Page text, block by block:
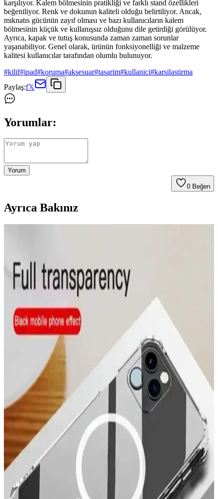
karşılıyor. Kalem bölmesinin pratikliği ve farklı stand özellikleri
beğeniliyor. Renk ve dokunun kaliteli olduğu belirtiliyor. Ancak,
mıknatıs gücünün zayıf olması ve bazı kullanıcıların kalem
bölmesinin küçük ve kullanışsız olduğunu dile getirdiği görülüyor.
Ayrıca, kapak ve tutuş konusunda zaman zaman sorunlar
yaşanabiliyor. Genel olarak, ürünün fonksiyonelliği ve malzeme
kalitesi kullanıcılar tarafından olumlu bulunuyor.
#kilif#ipad#koruma#aksesuar#tasarim#kullanici#karsilastirma
Paylaş:f𝕏
Yorumlar:
Yorum
0 Beğen
Ayrıca Bakınız
Mediamarkt Kayseri, geniş ürün yelpazesiyle telefon aksesuarları
sunuyor. Şarj kabloları, kılıflar, ekran koruyucuları ve kulaklıklar
gibi çeşitli ürünlerle telefonlarınızı koruyun ve kişiselleştirin.
Spoy Marka iPhone 7 ve 8 Koruyucu Kılıfları:
Dayanıklı ve Estetik Seçenekler
Spoy markası, iPhone 7 ve 8 modelleri için çeşitli renk ve
tasarımlarda dayanıklı ve kullanışlı koruyucu kılıflar sunuyor.
Uygun fiyatlı ve tam uyum sağlayan ürünler, günlük darbeler ve
çizilmelere karşı koruma sağlar.
Apple Watch 8 Ultra İçin 360 Derece Koruma
Sağlayan Kılıflar ve Seçim Rehberi
Apple Watch 8 Ultra'ınızı darbelere ve çiziklere karşı koruyan 360
derece kılıf modelleri, dayanıklı malzemeler ve fonksiyonel
tasarımlarla uzun ömür sağlar.
Samsung Galaxy S24 Ultra için En İyi Koruyucu
Kılıf Seçenekleri ve Özellikleri
Samsung Galaxy S24 Ultra için çeşitli malzeme ve tasarımlarda
koruyucu kılıf seçenekleri, dayanıklılık, estetik ve fonksiyonellik
açısından detaylı bilgiler içeriyor.